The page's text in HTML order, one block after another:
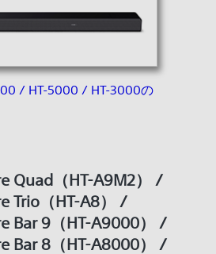
/ HT-5000 / HT-3000の
Quad（HT-A9M2） /
Trio（HT-A8） /
Bar 9（HT-A9000） /
Bar 8（HT-A8000） /